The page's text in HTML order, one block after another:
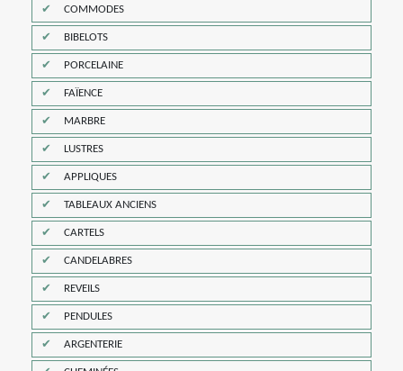
COMMODES
BIBELOTS
PORCELAINE
FAÏENCE
MARBRE
LUSTRES
APPLIQUES
TABLEAUX ANCIENS
CARTELS
CANDELABRES
REVEILS
PENDULES
ARGENTERIE